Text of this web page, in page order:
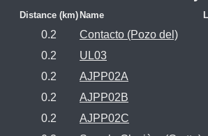
Distance (km) Name
0.2 Contacto (Pozo del)
0.2
UL03
0.2
AJPP02A
0.2
AJPP02B
0.2
AJPP02C